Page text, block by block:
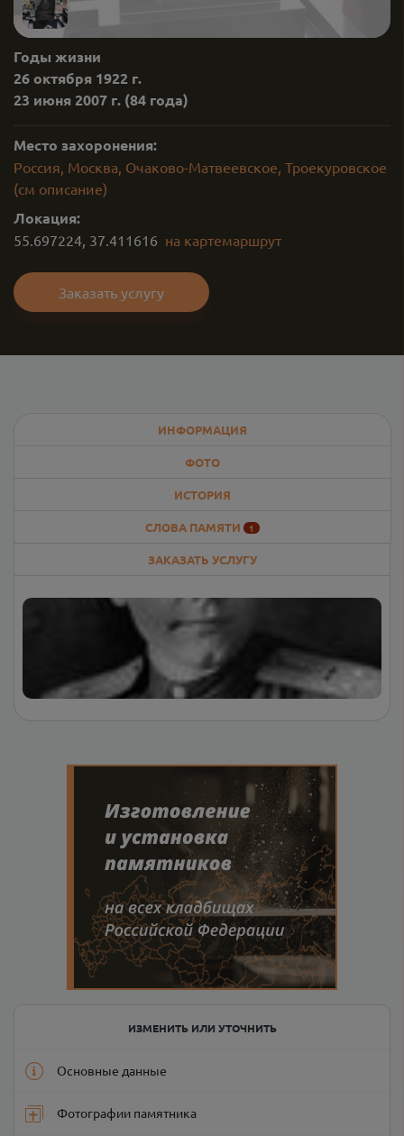
Годы жизни
26 октября 1922 г.
23 июня 2007 г. (84 года)
Место захоронения:
Россия, Москва, Очаково-Матвеевское, Троекуровское
(см описание)
Локация:
55.697224, 37.411616 на картемаршрут
Заказать услугу
ИНФОРМАЦИЯ
ФОТО
ИСТОРИЯ
СЛОВА ПАМЯТИ 1
ЗАКАЗАТЬ УСЛУГУ
ИЗМЕНИТЬ ИЛИ УТОЧНИТЬ
Основные данные
Фотографии памятника